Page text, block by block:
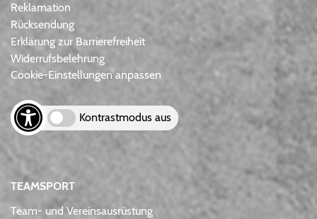
Reklamation
Rücksendung
Erklärung zur Barrierefreiheit
Widerrufsbelehrung
Cookie-Einstellungen anpassen
Kontrastmodus aus
TEAMSPORT
Team- und Vereinsausrüstung